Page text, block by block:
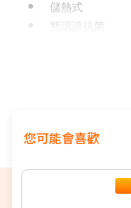
24期
儲熱式
雙認證抗菌
您可能會喜歡